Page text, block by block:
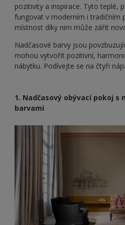
pozitivity a inspirace. Tyto teplé,
fungovat v moderním i tradičním
místnost díky nim může zářit
Nadčasové barvy jsou
mohou vytvořit pozitivní,
nábytku. Podívejte se na čtyři
1. Nadčasový obývací pokoj
barvami